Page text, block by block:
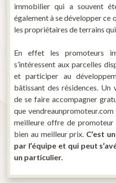
immobilier qui a souvent
également à se développer ce
les propriétaires de terrains
En effet les promoteurs
s’intéressent aux parcelles
et participer au
bâtissant des résidences. Un
de se faire accompagner
que
meilleure offre de promoteur
bien au meilleur prix. C’est
par l’équipe et qui peut
un particulier.